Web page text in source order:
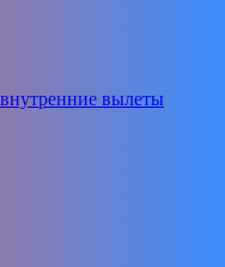
вылеты